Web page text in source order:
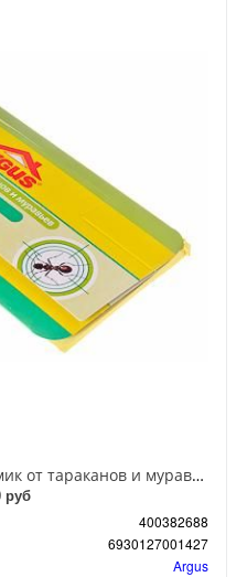
Argus Клеевая ловушка-домик от тараканов и муравьев
руб
400382688
6930127001427
Argus